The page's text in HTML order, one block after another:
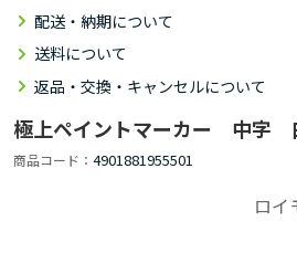
配送・納期について
送料について
返品・交換・キャンセルについて
極上ペイントマーカー 中字
商品コード 4901881955501
ロイ